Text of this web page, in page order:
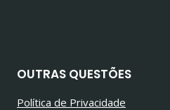
OUTRAS QUESTÕES
Política de Privacidade